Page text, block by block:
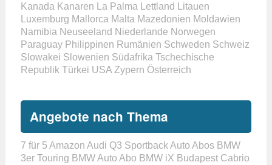
Kanada Kanaren La Palma Lettland
Litauen
Luxemburg Mallorca Malta Mazedonien Moldawien
Namibia Neuseeland Niederlande Norwegen
Paraguay Philippinen Rumänien Schweden Schweiz
Slowakei Slowenien Südafrika Tschechische
Republik Türkei USA Zypern Österreich
Angebote nach Thema
7 für 5 Amazon Audi Q3 SportbackAuto Abos BMW
3er Touring BMW Auto Abo BMW iX Budapest Cabrio